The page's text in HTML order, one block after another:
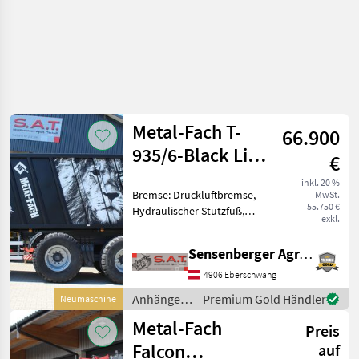
Neumaschine
Metal-Fach T-
935/6-Black Lion
66.900
€
inkl. 20 %
MwSt.
55.750 €
exkl.
Bremse: Druckluftbremse,
Hydraulischer Stützfuß,
Abschiebewagen T-935/6 !!!!
Im Bild neben den
Abschieber steht ein 10 to T
Sensenberger Agrar-Technik
4906 Eberschwang
Anhänger /
Metal-Fach
Premium Gold Händler
Metal-Fach
Falcon
Preis
auf